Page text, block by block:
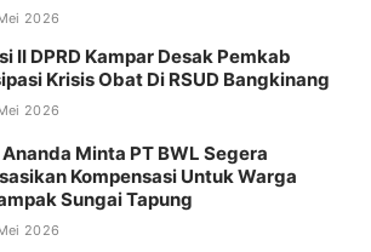
2026
II DPRD Kampar Desak Pemkab
Krisis Obat Di RSUD Bangkinang
2026
Minta PT BWL Segera
Kompensasi Untuk Warga
Sungai Tapung
2026